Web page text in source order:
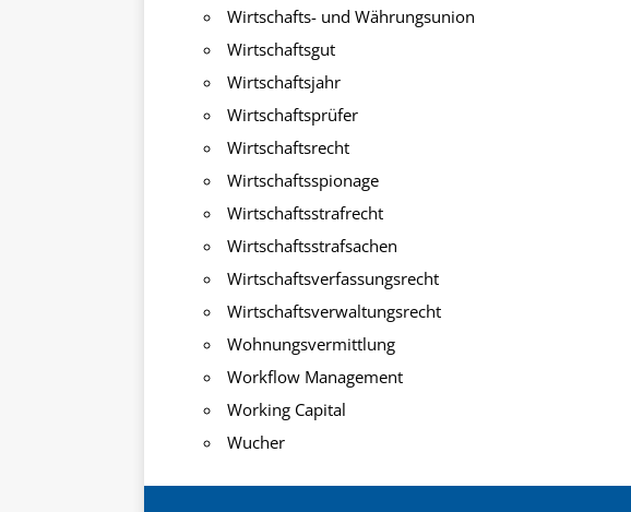
Wirtschafts- und Währungsunion
Wirtschaftsgut
Wirtschaftsjahr
Wirtschaftsprüfer
Wirtschaftsrecht
Wirtschaftsspionage
Wirtschaftsstrafrecht
Wirtschaftsstrafsachen
Wirtschaftsverfassungsrecht
Wirtschaftsverwaltungsrecht
Wohnungsvermittlung
Workflow Management
Working Capital
Wucher